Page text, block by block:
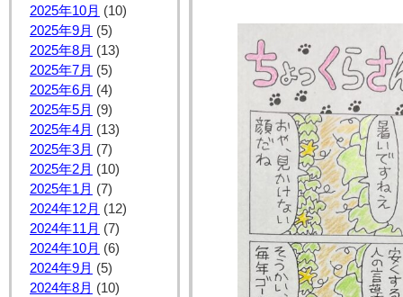
2025年10月 (10)
2025年9月 (5)
2025年8月 (13)
2025年7月 (5)
2025年6月 (4)
2025年5月 (9)
2025年4月 (13)
2025年3月 (7)
2025年2月 (10)
2025年1月 (7)
2024年12月 (12)
2024年11月 (7)
2024年10月 (6)
2024年9月 (5)
2024年8月 (10)